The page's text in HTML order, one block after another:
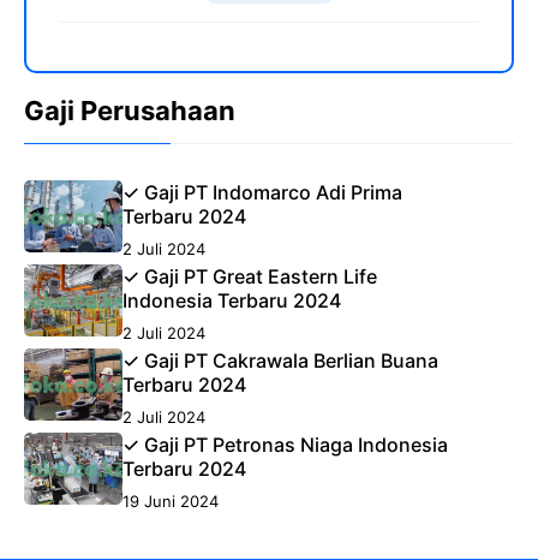
Gaji Perusahaan
✓ Gaji PT Indomarco Adi Prima
Terbaru 2024
2 Juli 2024
✓ Gaji PT Great Eastern Life
Indonesia Terbaru 2024
2 Juli 2024
✓ Gaji PT Cakrawala Berlian Buana
Terbaru 2024
2 Juli 2024
✓ Gaji PT Petronas Niaga Indonesia
Terbaru 2024
19 Juni 2024